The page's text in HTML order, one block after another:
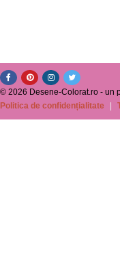
© 2026 Desene-Colorat.ro - un
Politica de confidențialitate